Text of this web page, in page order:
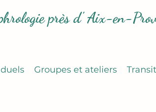
près d' Aix-en-
Groupes et ateliers